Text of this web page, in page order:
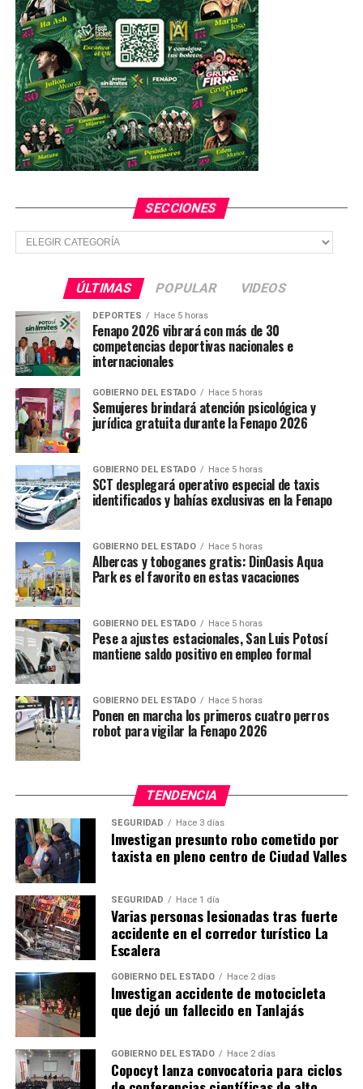
misa
SECCIONES
Secciones
ÚLTIMAS POPULAR VIDEOS
DEPORTES Hace 5 horas
Fenapo 2026 vibrará con más de 30
competencias deportivas nacionales e
internacionales
GOBIERNO DEL ESTADO Hace 5 horas
Semujeres brindará atención psicológica y
jurídica gratuita durante la Fenapo 2026
GOBIERNO DEL ESTADO Hace 5 horas
SCT desplegará operativo especial de taxis
identificados y bahías exclusivas en la Fenapo
GOBIERNO DEL ESTADO Hace 5 horas
Albercas y toboganes gratis: DinOasis Aqua
Park es el favorito en estas vacaciones
GOBIERNO DEL ESTADO Hace 5 horas
Pese a ajustes estacionales, San Luis Potosí
mantiene saldo positivo en empleo formal
GOBIERNO DEL ESTADO Hace 5 horas
Ponen en marcha los primeros cuatro perros
robot para vigilar la Fenapo 2026
TENDENCIA
SEGURIDAD Hace 3 días
Investigan presunto robo cometido por
taxista en pleno centro de Ciudad Valles
SEGURIDAD Hace 1 día
Varias personas lesionadas tras fuerte
accidente en el corredor turístico La
Escalera
GOBIERNO DEL ESTADO Hace 2 días
Investigan accidente de motocicleta
que dejó un fallecido en Tanlajás
GOBIERNO DEL ESTADO Hace 2 días
Copocyt lanza convocatoria para ciclos